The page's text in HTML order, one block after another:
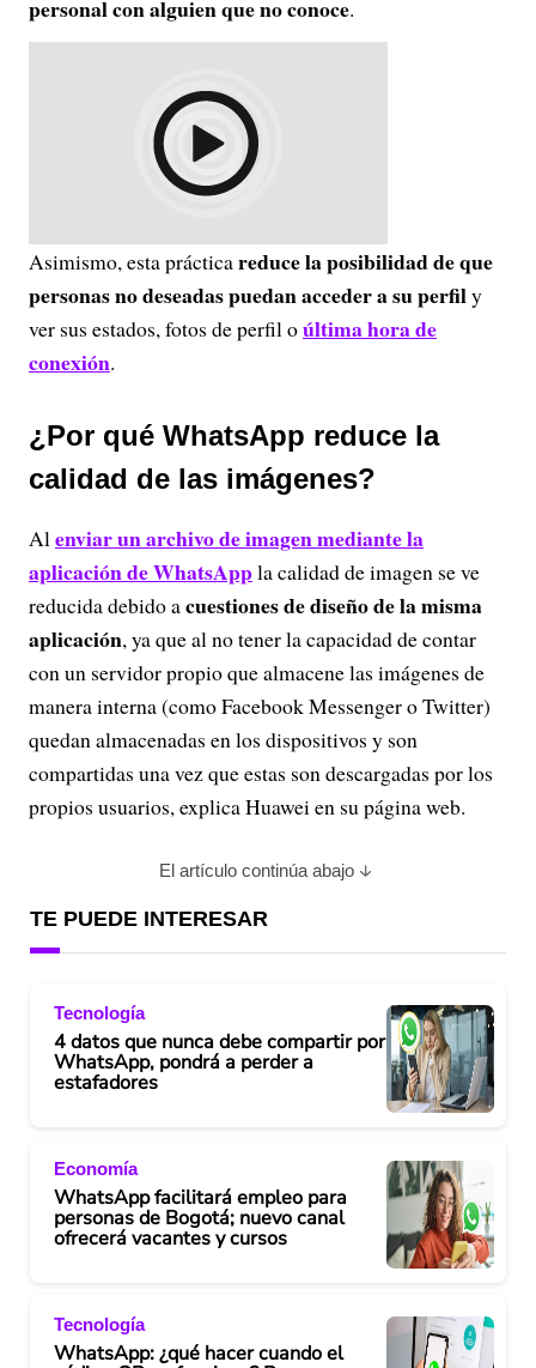
personal con alguien que no conoce.
Asimismo, esta prácticareduce la posibilidad de que
personas no deseadas puedan acceder a su perfily
ver sus estados, fotos de perfil oúltima hora de
conexión.
¿Por qué WhatsApp reduce la
calidad de las imágenes?
Alenviar un archivo de imagen mediante la
aplicación de WhatsAppla calidad de imagen se ve
reducida debido acuestiones de diseño de la misma
aplicación, ya que al no tener la capacidad de contar
con un servidor propio que almacene las imágenes de
manera interna (como Facebook Messenger o Twitter)
quedan almacenadas en los dispositivos y son
compartidas una vez que estas son descargadas por los
propios usuarios, explica Huawei en su página web.
El artículo continúa abajo
TE PUEDE INTERESAR
Tecnología
4 datos que nunca debe compartir por
WhatsApp, pondrá a perder a
estafadores
Economía
WhatsApp facilitará empleo para
personas de Bogotá; nuevo canal
ofrecerá vacantes y cursos
Tecnología
WhatsApp: ¿qué hacer cuando el